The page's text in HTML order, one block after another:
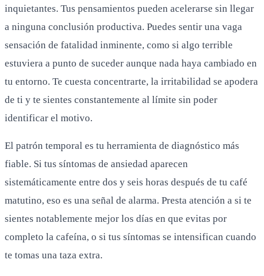
inquietantes. Tus pensamientos pueden acelerarse sin llegar
a ninguna conclusión productiva. Puedes sentir una vaga
sensación de fatalidad inminente, como si algo terrible
estuviera a punto de suceder aunque nada haya cambiado en
tu entorno. Te cuesta concentrarte, la irritabilidad se apodera
de ti y te sientes constantemente al límite sin poder
identificar el motivo.
El patrón temporal es tu herramienta de diagnóstico más
fiable. Si tus síntomas de ansiedad aparecen
sistemáticamente entre dos y seis horas después de tu café
matutino, eso es una señal de alarma. Presta atención a si te
sientes notablemente mejor los días en que evitas por
completo la cafeína, o si tus síntomas se intensifican cuando
te tomas una taza extra.